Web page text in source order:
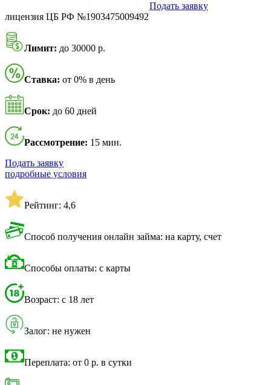
Подать заявку
лицензия ЦБ РФ №1903475009492
Лимит: до 30000 р.
Ставка: от 0% в день
Срок: до 60 дней
Рассмотрение: 15 мин.
Подать заявку
подробные условия
Рейтинг: 4,6
Способ получения онлайн займа: на карту, счет
Способы оплаты: с карты
Возраст: с 18 лет
Залог: не нужен
Переплата: от 0 р. в сутки